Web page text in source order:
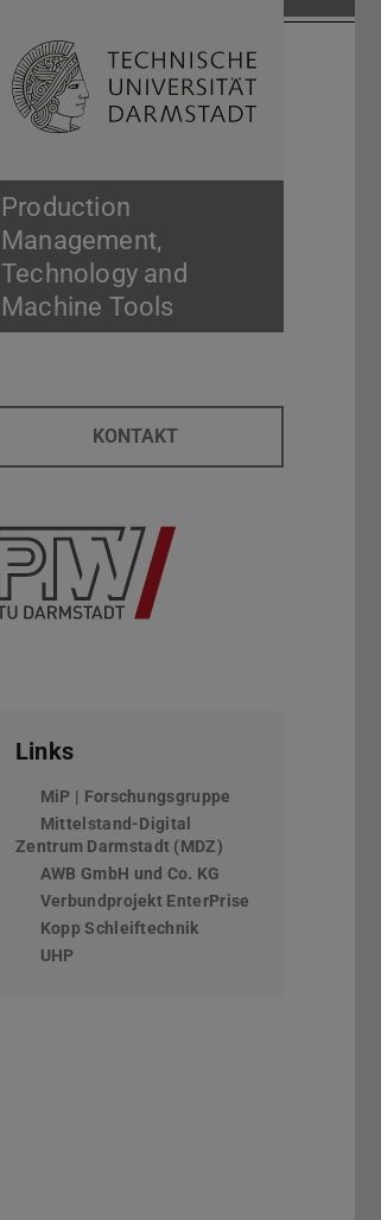
Production
Management,
Technology and
Machine Tools
Open search
KONTAKT
Links
MiP | Forschungsgruppe
Mittelstand-Digital
Zentrum Darmstadt (MDZ)
AWB GmbH und Co. KG
Verbundprojekt EnterPrise
Kopp Schleiftechnik
UHP